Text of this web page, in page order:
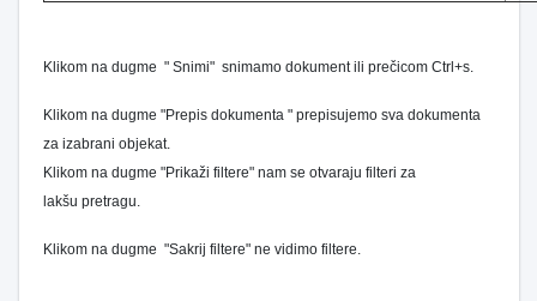
Klikom na dugme " Snimi" snimamo dokument ili prečicom Ctrl+s.
Klikom na dugme "Prepis dokumenta " prepisujemo sva dokumenta
za izabrani objekat.
Klikom na dugme "Prikaži filtere" nam se otvaraju filteri za
lakšu pretragu.
Klikom na dugme "Sakrij filtere" ne vidimo filtere.